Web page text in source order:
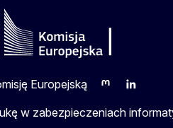
Europejską
MastodonLinkedIn
w zabezpieczeniach